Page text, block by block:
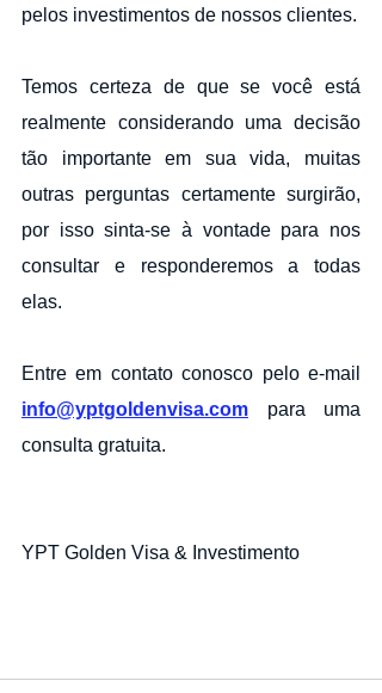
pelos investimentos de nossos clientes.
Temos certeza de que se você está
realmente considerando uma decisão
tão importante em sua vida, muitas
outras perguntas certamente surgirão,
por isso sinta-se à vontade para nos
consultar e responderemos a todas
elas.
info@yptgoldenvisa.com para uma
consulta gratuita.
YPT Golden Visa & Investimento